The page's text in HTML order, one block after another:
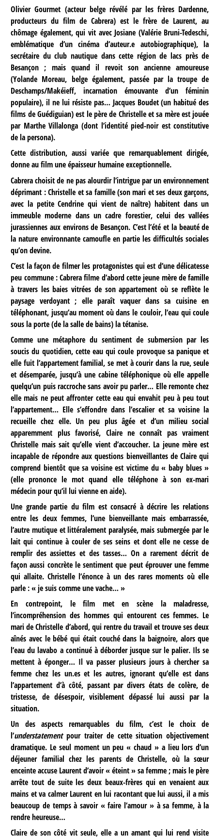
Olivier Gourmet (acteur belge révélé par les frères Dardenne,
producteurs du film de Cabrera) est le frère de Laurent, au
chômage également, qui vit avec Josiane (Valérie Bruni-Tedeschi,
emblématique d’un cinéma d’auteur.e autobiographique), la
secrétaire du club nautique dans cette région de lacs près de
Besançon ; mais quand il revoit son ancienne amoureuse
(Yolande Moreau, belge également, passée par la troupe de
Deschamps/Makéieff, incarnation émouvante d’un féminin
populaire), il ne lui résiste pas… Jacques Boudet (un habitué des
films de Guédiguian) est le père de Christelle et sa mère est jouée
par Marthe Villalonga (dont l’identité pied-noir est constitutive
de la persona).
Cette distribution, aussi variée que remarquablement dirigée,
donne au film une épaisseur humaine exceptionnelle.
Cabrera choisit de ne pas alourdir l’intrigue par un environnement
déprimant : Christelle et sa famille (son mari et ses deux garçons,
avec la petite Cendrine qui vient de naître) habitent dans un
immeuble moderne dans un cadre forestier, celui des vallées
jurassiennes aux environs de Besançon. C’est l’été et la beauté de
la nature environnante camoufle en partie les difficultés sociales
qu’on devine.
C’est la façon de filmer les protagonistes qui est d’une délicatesse
peu commune : Cabrera filme d’abord cette jeune mère de famille
à travers les baies vitrées de son appartement où se reflète le
paysage verdoyant ; elle paraît vaquer dans sa cuisine en
téléphonant, jusqu’au moment où dans le couloir, l’eau qui coule
sous la porte (de la salle de bains) la tétanise.
Comme une métaphore du sentiment de submersion par les
soucis du quotidien, cette eau qui coule provoque sa panique et
elle fuit l’appartement familial, se met à courir dans la rue, seule
et désemparée, jusqu’à une cabine téléphonique où elle appelle
quelqu’un puis raccroche sans avoir pu parler… Elle remonte chez
elle mais ne peut affronter cette eau qui envahit peu à peu tout
l’appartement… Elle s’effondre dans l’escalier et sa voisine la
recueille chez elle. Un peu plus âgée et d’un milieu social
apparemment plus favorisé, Claire ne connaît pas vraiment
Christelle mais sait qu’elle vient d’accoucher. La jeune mère est
incapable de répondre aux questions bienveillantes de Claire qui
comprend bientôt que sa voisine est victime du « baby blues »
(elle prononce le mot quand elle téléphone à son ex-mari
médecin pour qu’il lui vienne en aide).
Une grande partie du film est consacré à décrire les relations
entre les deux femmes, l’une bienveillante mais embarrassée,
l’autre mutique et littéralement paralysée, mais submergée par le
lait qui continue à couler de ses seins et dont elle ne cesse de
remplir des assiettes et des tasses… On a rarement décrit de
façon aussi concrète le sentiment que peut éprouver une femme
qui allaite. Christelle l’énonce à un des rares moments où elle
parle : « je suis comme une vache… »
En contrepoint, le film met en scène la maladresse,
l’incompréhension des hommes qui entourent ces femmes. Le
mari de Christelle d’abord, qui rentre du travail et trouve ses deux
aînés avec le bébé qui était couché dans la baignoire, alors que
l’eau du lavabo a continué à déborder jusque sur le palier. Ils se
mettent à éponger… Il va passer plusieurs jours à chercher sa
femme chez les un.es et les autres, ignorant qu’elle est dans
l’appartement d’à côté, passant par divers états de colère, de
tristesse, de désespoir, visiblement dépassé lui aussi par la
situation.
Un des aspects remarquables du film, c’est le choix de
l’understatementpour traiter de cette situation objectivement
dramatique. Le seul moment un peu « chaud » a lieu lors d’un
déjeuner familial chez les parents de Christelle, où la sœur
enceinte accuse Laurent d’avoir « éteint » sa femme ; mais le père
arrête tout de suite les deux beaux-frères qui en venaient aux
mains et va calmer Laurent en lui racontant que lui aussi, il a mis
beaucoup de temps à savoir « faire l’amour » à sa femme, à la
rendre heureuse…
Claire de son côté vit seule, elle a un amant qui lui rend visite